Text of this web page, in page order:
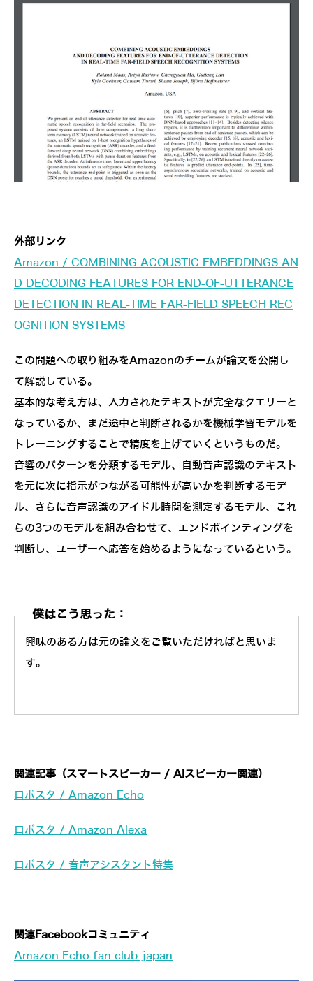
外部リンク
Amazon / COMBINING ACOUSTIC EMBEDDINGS AN
D DECODING FEATURES FOR END-OF-UTTERANCE
DETECTION IN REAL-TIME FAR-FIELD SPEECH REC
OGNITION SYSTEMS
この問題への取り組みをAmazonのチームが論文を公開し
て解説している。
基本的な考え方は、入力されたテキストが完全なクエリーと
なっているか、まだ途中と判断されるかを機械学習モデルを
トレーニングすることで精度を上げていくというものだ。
音響のパターンを分類するモデル、自動音声認識のテキスト
を元に次に指示がつながる可能性が高いかを判断するモデ
ル、さらに音声認識のアイドル時間を測定するモデル、これ
らの3つのモデルを組み合わせて、エンドポインティングを
判断し、ユーザーへ応答を始めるようになっているという。
僕はこう思った：
興味のある方は元の論文をご覧いただければと思いま
す。
関連記事（スマートスピーカー / AIスピーカー関連）
ロボスタ / Amazon Echo
ロボスタ / Amazon Alexa
ロボスタ / 音声アシスタント特集
関連Facebookコミュニティ
Amazon Echo fan club japan